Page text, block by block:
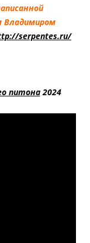
Владимиром
serpentes.ru/
питона2024